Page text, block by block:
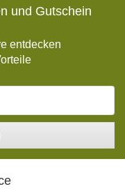
und Gutschein
entdecken